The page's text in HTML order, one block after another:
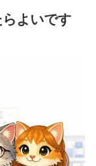
よいです